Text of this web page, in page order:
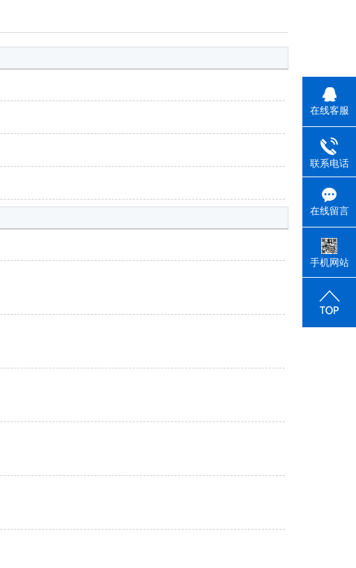
在线客服
联系电话
在线留言
手机网站